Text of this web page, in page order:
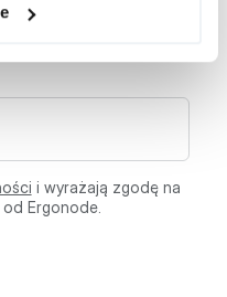
w dowolnym
i wyrażają zgodę na
Ergonode.